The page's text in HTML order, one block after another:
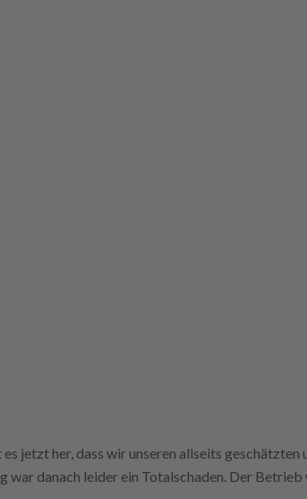
jetzt her, dass wir unseren allseits geschätzten
war danach leider ein Totalschaden. Der Betrieb